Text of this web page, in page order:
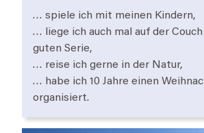
… spiele ich mit meinen Kindern,
… liege ich auch mal auf der
guten Serie,
… reise ich gerne in der Natur,
… habe ich 10 Jahre einen
organisiert.